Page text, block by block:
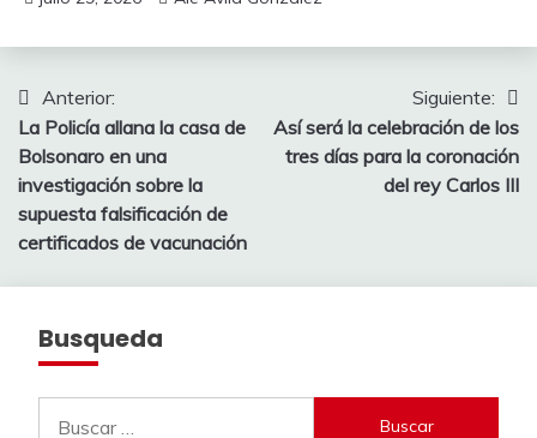
Navegación
de
entradas
Anterior:
La Policía allana la casa de
Bolsonaro en una
investigación sobre la
supuesta falsificación de
certificados de vacunación
Siguiente:
Así será la celebración de los
tres días para la coronación
del rey Carlos III
Busqueda